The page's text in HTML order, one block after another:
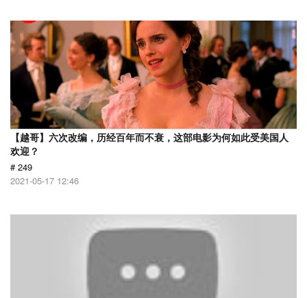
【越哥】六次改编，历经百年而不衰，这部电影为何如此受美国人
欢迎？
# 249
2021-05-17 12:46